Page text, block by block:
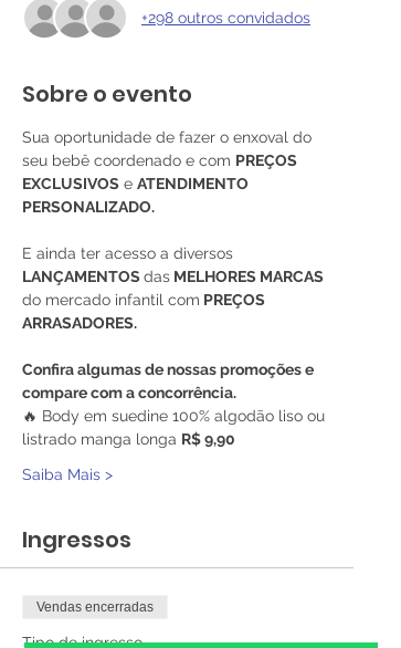
+298 outros convidados
Sobre o evento
Sua oportunidade de fazer o enxoval do
seu bebê coordenado e com PREÇOS
EXCLUSIVOS e ATENDIMENTO
PERSONALIZADO.
E ainda ter acesso a diversos
LANÇAMENTOS das MELHORES MARCAS
do mercado infantil com PREÇOS
ARRASADORES.
Confira algumas de nossas promoções e
compare com a concorrência.
🔥 Body em suedine 100% algodão liso ou
listrado manga longa R$ 9,90
Saiba Mais >
Ingressos
Vendas encerradas
Tipo de ingresso